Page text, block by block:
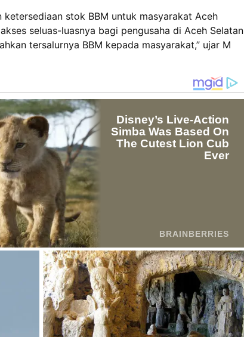
stok BBM untuk masyarakat Aceh
seluas-luasnya bagi pengusaha di Aceh Selatan
tersalurnya BBM kepada masyarakat,” ujar M